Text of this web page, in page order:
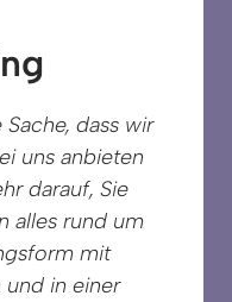
dass wir
uns anbieten
darauf, Sie
alles rund um
mit
und in einer